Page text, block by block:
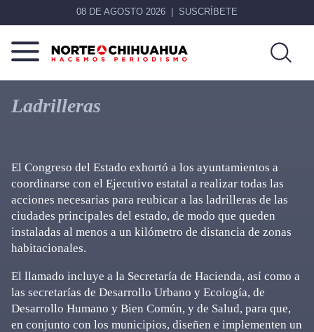
08 DE AGOSTO 2026 SUSCRÍBETE
Norte
De
Chihuahua
Más
que
noticias,
Ladrilleras
El Congreso del Estado exhortó a los ayuntamientos a
coordinarse con el Ejecutivo estatal a realizar todas las
acciones necesarias para reubicar a las ladrilleras de las
ciudades principales del estado, de modo que queden
instaladas al menos a un kilómetro de distancia de zonas
habitacionales.
El llamado incluye a la Secretaría de Hacienda, así como a
las secretarías de Desarrollo Urbano y Ecología, de
Desarrollo Humano y Bien Común, y de Salud, para que,
en conjunto con los municipios, diseñen e implementen un